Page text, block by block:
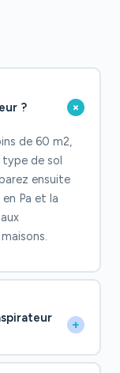
? +
de 60 m2,
de sol
ensuite
Pa et la
+